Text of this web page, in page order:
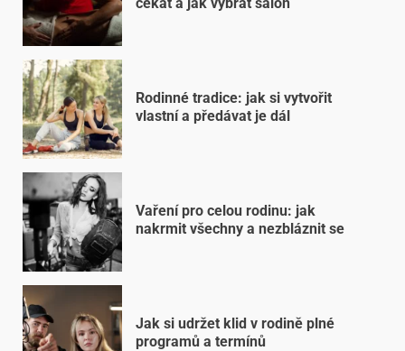
Rodinné tradice: jak si vytvořit
vlastní a předávat je dál
Vaření pro celou rodinu: jak
nakrmit všechny a nezbláznit se
Jak si udržet klid v rodině plné
programů a termínů